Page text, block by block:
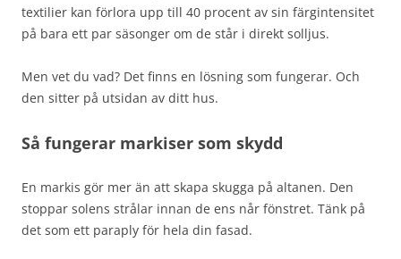
textilier kan förlora upp till 40 procent av sin färgintensitet
på bara ett par säsonger om de står i direkt solljus.
Men vet du vad? Det finns en lösning som fungerar. Och
den sitter på utsidan av ditt hus.
Så fungerar markiser som skydd
En markis gör mer än att skapa skugga på altanen. Den
stoppar solens strålar innan de ens når fönstret. Tänk på
det som ett paraply för hela din fasad.